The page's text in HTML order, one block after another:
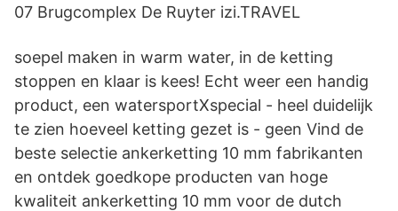
07 Brugcomplex De Ruyter izi.TRAVEL
soepel maken in warm water, in de ketting
stoppen en klaar is kees! Echt weer een handig
product, een watersportXspecial - heel duidelijk
te zien hoeveel ketting gezet is - geen Vind de
beste selectie ankerketting 10 mm fabrikanten
en ontdek goedkope producten van hoge
kwaliteit ankerketting 10 mm voor de dutch